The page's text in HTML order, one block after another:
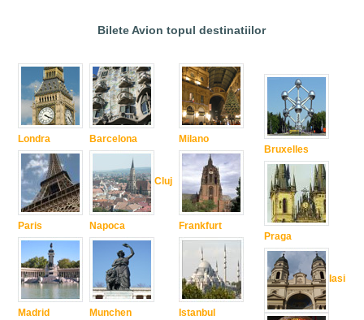
Bilete Avion topul destinatiilor
Londra
Paris
Madrid
Barcelona
Cluj
Napoca
Munchen
Milano
Frankfurt
Istanbul
Bruxelles
Praga
Iasi